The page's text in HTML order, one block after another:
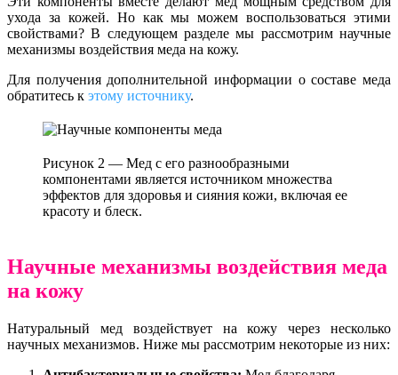
ухода за кожей. Но как мы можем воспользоваться этими
свойствами? В следующем разделе мы рассмотрим научные
механизмы воздействия меда на кожу.
Для получения дополнительной информации о составе меда
обратитесь к этому источнику.
Рисунок 2 — Мед с его разнообразными
компонентами является источником множества
эффектов для здоровья и сияния кожи, включая ее
красоту и блеск.
Научные механизмы воздействия меда
на кожу
Натуральный мед воздействует на кожу через несколько
научных механизмов. Ниже мы рассмотрим некоторые из них: